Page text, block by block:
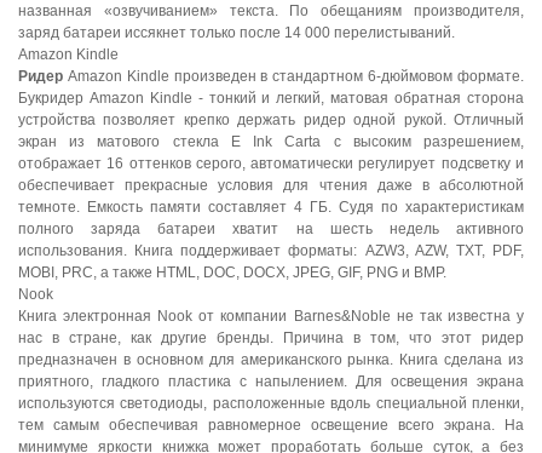
названная «озвучиванием» текста. По обещаниям производителя,
заряд батареи иссякнет только после 14 000 перелистываний.
Amazon Kindle
Ридер Amazon Kindle произведен в стандартном 6-дюймовом формате.
Букридер Amazon Kindle - тонкий и легкий, матовая обратная сторона
устройства позволяет крепко держать ридер одной рукой. Отличный
экран из матового стекла E Ink Carta с высоким разрешением,
отображает 16 оттенков серого, автоматически регулирует подсветку и
обеспечивает прекрасные условия для чтения даже в абсолютной
темноте. Емкость памяти составляет 4 ГБ. Судя по характеристикам
полного заряда батареи хватит на шесть недель активного
использования. Книга поддерживает форматы: AZW3, AZW, TXT, PDF,
MOBI, PRC, а также HTML, DOC, DOCX, JPEG, GIF, PNG и BMP.
Nook
Книга электронная Nook от компании Barnes&Noble не так известна у
нас в стране, как другие бренды. Причина в том, что этот ридер
предназначен в основном для американского рынка. Книга сделана из
приятного, гладкого пластика с напылением. Для освещения экрана
используются светодиоды, расположенные вдоль специальной пленки,
тем самым обеспечивая равномерное освещение всего экрана. На
минимуме яркости книжка может проработать больше суток, а без